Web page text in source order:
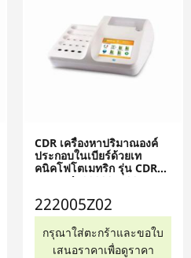
CDR เครื่องหาปริมาณองค์
ประกอบในเบียร์ด้วยเท
คนิคโฟโตเมทริก รุ่น CDR
BeerLab 222005Z02
222005Z02
กรุณาใส่ตะกร้าและขอใบ
เสนอราคาเพื่อดูราคา